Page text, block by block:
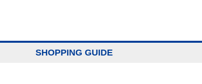
SHOPPING GUIDE